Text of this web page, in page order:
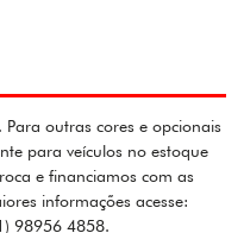
outras cores e opcionais
para veículos no estoque
e financiamos com as
informações acesse:
98956 4858.